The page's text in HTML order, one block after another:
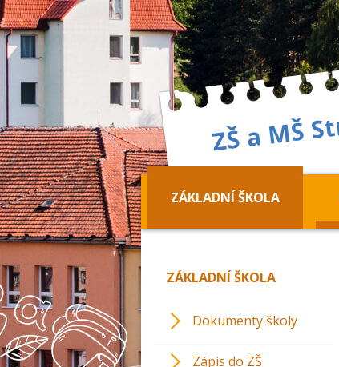
ZÁKLADNÍ ŠKOLA
ZÁKLADNÍ ŠKOLA
Dokumenty školy
Zápis do ZŠ